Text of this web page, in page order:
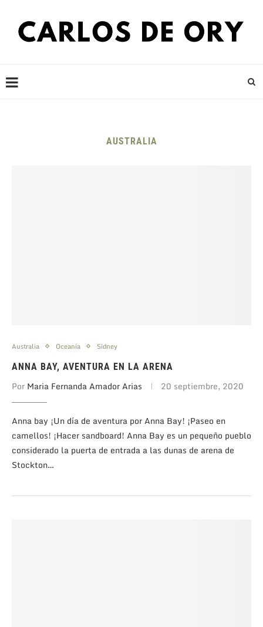
AUSTRALIA
Australia Oceanía Sidney
ANNA BAY, AVENTURA EN LA ARENA
Por Maria Fernanda Amador Arias 20 septiembre, 2020
Anna bay ¡Un día de aventura por Anna Bay! ¡Paseo en
camellos! ¡Hacer sandboard! Anna Bay es un pequeño pueblo
considerado la puerta de entrada a las dunas de arena de
Stockton…